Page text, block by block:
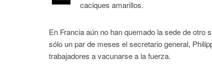
caciques amarillos.
En Francia aún no han quemado la sede de
sólo un par de meses el secretario general,
trabajadores a vacunarse a la fuerza.